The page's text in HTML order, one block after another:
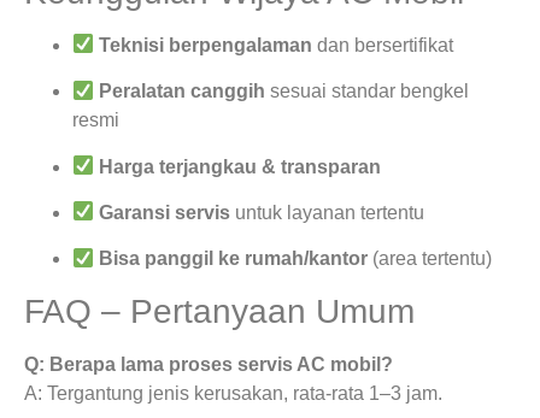
Teknisi berpengalaman dan bersertifikat
Peralatan canggih sesuai standar bengkel
resmi
Harga terjangkau & transparan
Garansi servis untuk layanan tertentu
Bisa panggil ke rumah/kantor (area tertentu)
FAQ – Pertanyaan Umum
Q: Berapa lama proses servis AC mobil?
A: Tergantung jenis kerusakan, rata-rata 1–3 jam.